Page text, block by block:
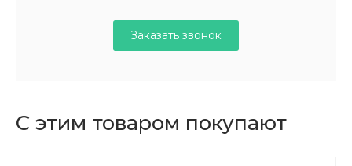
Заказать звонок
С этим товаром покупают